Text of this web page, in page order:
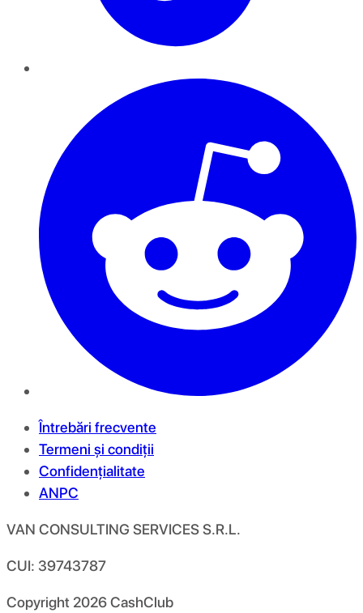
Întrebări frecvente
Termeni și condiții
Confidențialitate
ANPC
VAN CONSULTING SERVICES S.R.L.
CUI: 39743787
Copyright 2026CashClub